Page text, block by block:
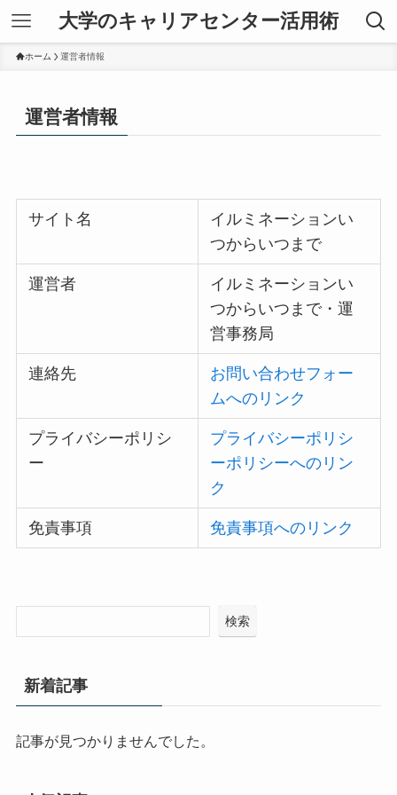
大学のキャリアセンター活用術
ホーム 運営者情報
運営者情報
サイト名
イルミネーションい
つからいつまで
運営者
イルミネーションい
つからいつまで・運
営事務局
連絡先
お問い合わせフォー
ムへのリンク
プライバシーポリシ
ー
プライバシーポリシ
ーポリシーへのリン
ク
免責事項 免責事項へのリンク
検索
新着記事
記事が見つかりませんでした。